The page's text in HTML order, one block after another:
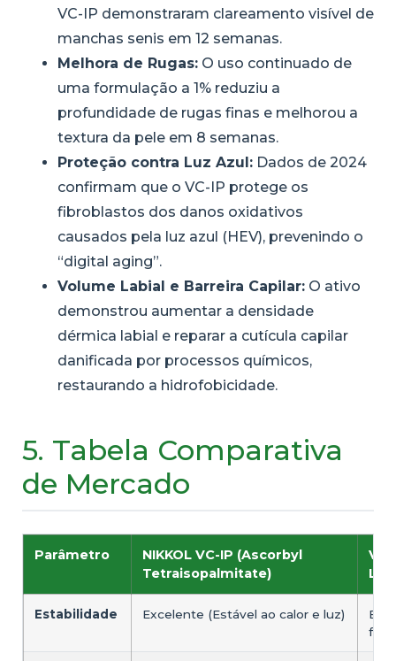
VC-IP demonstraram clareamento visível de
manchas senis em 12 semanas.
Melhora de Rugas: O uso continuado de
uma formulação a 1% reduziu a
profundidade de rugas finas e melhorou a
textura da pele em 8 semanas.
Proteção contra Luz Azul: Dados de 2024
confirmam que o VC-IP protege os
fibroblastos dos danos oxidativos
causados pela luz azul (HEV), prevenindo o
“digital aging”.
Volume Labial e Barreira Capilar: O ativo
demonstrou aumentar a densidade
dérmica labial e reparar a cutícula capilar
danificada por processos químicos,
restaurando a hidrofobicidade.
5. Tabela Comparativa
de Mercado
Parâmetro
NIKKOL VC-IP (Ascorbyl
Tetraisopalmitate)
L-
Estabilidade Excelente (Estável ao calor e luz)